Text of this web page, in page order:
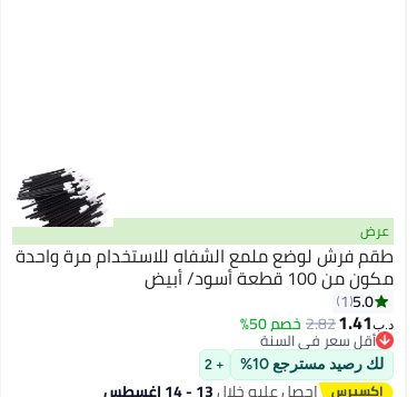
عرض
طقم فرش لوضع ملمع الشفاه للاستخدام مرة واحدة
مكون من 100 قطعة أسود/ أبيض
5.0
1
د.ب‏1.41
2.82خصم 50%
أقل سعر في السنة
أقل سعر في السنة
لك رصيد مسترجع 10% + 2
احصل عليه خلال13 - 14 اغسطس